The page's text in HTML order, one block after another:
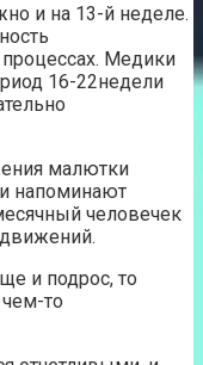
и на 13-й неделе.
Медики
16-22недели
малютки
напоминают
человечек
и подрос, то
то